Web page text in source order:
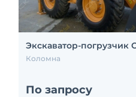
Экскаватор-погрузчик
Коломна
По запросу